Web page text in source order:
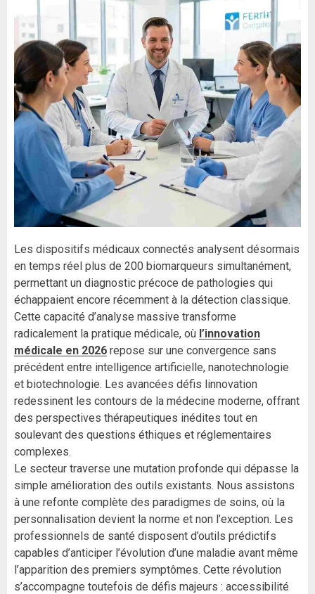
Les dispositifs médicaux connectés analysent désormais
en temps réel plus de 200 biomarqueurs simultanément,
permettant un diagnostic précoce de pathologies qui
échappaient encore récemment à la détection classique.
Cette capacité d’analyse massive transforme
radicalement la pratique médicale, où l’innovation
médicale en 2026 repose sur une convergence sans
précédent entre intelligence artificielle, nanotechnologie
et biotechnologie. Les avancées défis linnovation
redessinent les contours de la médecine moderne, offrant
des perspectives thérapeutiques inédites tout en
soulevant des questions éthiques et réglementaires
complexes.
Le secteur traverse une mutation profonde qui dépasse la
simple amélioration des outils existants. Nous assistons
à une refonte complète des paradigmes de soins, où la
personnalisation devient la norme et non l’exception. Les
professionnels de santé disposent d’outils prédictifs
capables d’anticiper l’évolution d’une maladie avant même
l’apparition des premiers symptômes. Cette révolution
s’accompagne toutefois de défis majeurs : accessibilité